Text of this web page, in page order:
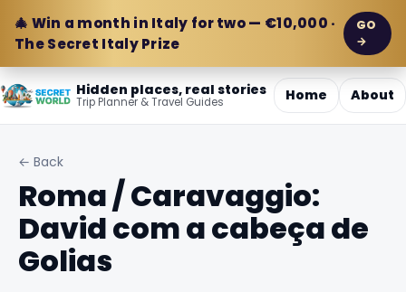
🎄 Win a month in Italy for two — €10,000 ·
The Secret Italy Prize
GO
→
Hidden places, real stories
Trip Planner & Travel Guides Home About
← Back
Roma / Caravaggio:
David com a cabeça de
Golias